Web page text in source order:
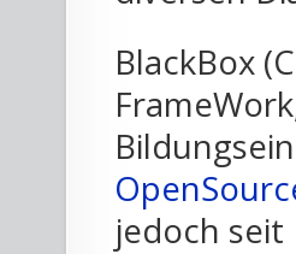
BlackBox
jedoch